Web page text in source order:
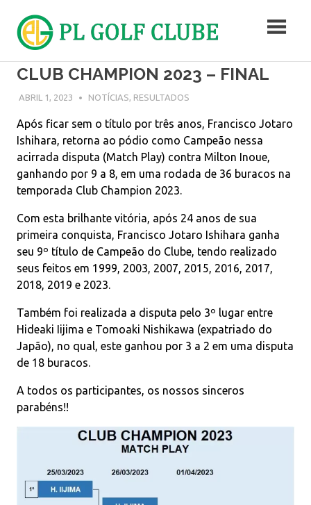
content
de
CLUB CHAMPION 2023 – FINAL
ABRIL 1, 2023 ADMIN
NOTÍCIAS, RESULTADOS
Após ficar sem o título por três anos, Francisco Jotaro
Ishihara, retorna ao pódio como Campeão nessa
acirrada disputa (Match Play) contra Milton Inoue,
ganhando por 9 a 8, em uma rodada de 36 buracos na
temporada Club Champion 2023.
Com esta brilhante vitória, após 24 anos de sua
primeira conquista, Francisco Jotaro Ishihara ganha
seu 9º título de Campeão do Clube, tendo realizado
seus feitos em 1999, 2003, 2007, 2015, 2016, 2017,
2018, 2019 e 2023.
Também foi realizada a disputa pelo 3º lugar entre
Hideaki Iijima e Tomoaki Nishikawa (expatriado do
Japão), no qual, este ganhou por 3 a 2 em uma disputa
de 18 buracos.
A todos os participantes, os nossos sinceros
parabéns!!